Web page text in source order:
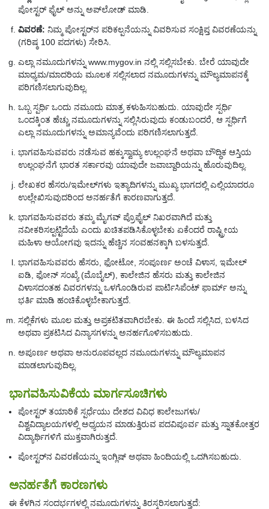
ಪೋಸ್ಟರ್ ಫೈಲ್ ಅನ್ನು ಅಪ್‌ಲೋಡ್ ಮಾಡಿ.
ವಿವರಣೆ: ನಿಮ್ಮ ಪೋಸ್ಟರ್‌ನ ಪರಿಕಲ್ಪನೆಯನ್ನು ವಿವರಿಸುವ ಸಂಕ್ಷಿಪ್ತ ವಿವರಣೆಯನ್ನು
(ಗರಿಷ್ಠ 100 ಪದಗಳು) ಸೇರಿಸಿ.
ಎಲ್ಲಾ ನಮೂದುಗಳನ್ನು www.mygov.in ನಲ್ಲಿ ಸಲ್ಲಿಸಬೇಕು. ಬೇರೆ ಯಾವುದೇ
ಮಾಧ್ಯಮ/ಮಾದರಿಯ ಮೂಲಕ ಸಲ್ಲಿಸಲಾದ ನಮೂದುಗಳನ್ನು ಮೌಲ್ಯಮಾಪನಕ್ಕೆ
ಪರಿಗಣಿಸಲಾಗುವುದಿಲ್ಲ.
ಒಬ್ಬ ಸ್ಪರ್ಧಿ ಒಂದು ನಮೂದು ಮಾತ್ರ ಕಳುಹಿಸಬಹುದು. ಯಾವುದೇ ಸ್ಪರ್ಧಿ
ಒಂದಕ್ಕಿಂತ ಹೆಚ್ಚು ನಮೂದುಗಳನ್ನು ಸಲ್ಲಿಸಿರುವುದು ಕಂಡುಬಂದರೆ, ಆ ಸ್ಪರ್ಧಿಗೆ
ಎಲ್ಲಾ ನಮೂದುಗಳನ್ನು ಅಮಾನ್ಯವೆಂದು ಪರಿಗಣಿಸಲಾಗುತ್ತದೆ.
ಭಾಗವಹಿಸುವವರು ನಡೆಸುವ ಹಕ್ಕುಸ್ವಾಮ್ಯ ಉಲ್ಲಂಘನೆ ಅಥವಾ ಬೌದ್ಧಿಕ ಆಸ್ತಿಯ
ಉಲ್ಲಂಘನೆಗೆ ಭಾರತ ಸರ್ಕಾರವು ಯಾವುದೇ ಜವಾಬ್ದಾರಿಯನ್ನು ಹೊರುವುದಿಲ್ಲ.
ಲೇಖಕರ ಹೆಸರು/ಇಮೇಲ್‌ಗಳು ಇತ್ಯಾದಿಗಳನ್ನು ಮುಖ್ಯ ಭಾಗದಲ್ಲಿ ಎಲ್ಲಿಯಾದರೂ
ಉಲ್ಲೇಖಿಸುವುದರಿಂದ ಅನರ್ಹತೆಗೆ ಕಾರಣವಾಗುತ್ತದೆ.
ಭಾಗವಹಿಸುವವರು ತಮ್ಮ ಮೈಗವ್ ಪ್ರೊಫೈಲ್ ನಿಖರವಾಗಿದೆ ಮತ್ತು
ನವೀಕರಿಸಲ್ಪಟ್ಟಿದೆಯೆ ಎಂದು ಖಚಿತಪಡಿಸಿಕೊಳ್ಳಬೇಕು ಏಕೆಂದರೆ ರಾಷ್ಟ್ರೀಯ
ಮಹಿಳಾ ಆಯೋಗವು ಇದನ್ನು ಹೆಚ್ಚಿನ ಸಂವಹನಕ್ಕಾಗಿ ಬಳಸುತ್ತದೆ.
ಭಾಗವಹಿಸುವವರು ಹೆಸರು, ಫೋಟೋ, ಸಂಪೂರ್ಣ ಅಂಚೆ ವಿಳಾಸ, ಇಮೇಲ್
ಐಡಿ, ಫೋನ್ ಸಂಖ್ಯೆ (ಮೊಬೈಲ್), ಕಾಲೇಜಿನ ಹೆಸರು ಮತ್ತು ಕಾಲೇಜಿನ
ವಿಳಾಸದಂತಹ ವಿವರಗಳನ್ನು ಒಳಗೊಂಡಿರುವ ಪಾರ್ಟಿಸಿಪೆಂಟ್ ಫಾರ್ಮ್ ಅನ್ನು
ಭರ್ತಿ ಮಾಡಿ ಹಂಚಿಕೊಳ್ಳಬೇಕಾಗುತ್ತದೆ.
ಸಲ್ಲಿಕೆಗಳು ಮೂಲ ಮತ್ತು ಅಪ್ರಕಟಿತವಾಗಿರಬೇಕು. ಈ ಹಿಂದೆ ಸಲ್ಲಿಸಿದ, ಬಳಸಿದ
ಅಥವಾ ಪ್ರಕಟಿಸಿದ ವಿನ್ಯಾಸಗಳನ್ನು ಅನರ್ಹಗೊಳಿಸಬಹುದು.
ಅಪೂರ್ಣ ಅಥವಾ ಅನುರೂಪವಲ್ಲದ ನಮೂದುಗಳನ್ನು ಮೌಲ್ಯಮಾಪನ
ಮಾಡಲಾಗುವುದಿಲ್ಲ.
ಭಾಗವಹಿಸುವಿಕೆಯ ಮಾರ್ಗಸೂಚಿಗಳು
ಪೋಸ್ಟರ್ ತಯಾರಿಕೆ ಸ್ಪರ್ಧೆಯು ದೇಶದ ವಿವಿಧ ಕಾಲೇಜುಗಳು/
ವಿಶ್ವವಿದ್ಯಾಲಯಗಳಲ್ಲಿ ಅಧ್ಯಯನ ಮಾಡುತ್ತಿರುವ ಪದವಿಪೂರ್ವ ಮತ್ತು ಸ್ನಾತಕೋತ್ತರ
ವಿದ್ಯಾರ್ಥಿಗಳಿಗೆ ಮುಕ್ತವಾಗಿರುತ್ತದೆ.
ಪೋಸ್ಟರ್‌ನ ವಿವರಣೆಯನ್ನು ಇಂಗ್ಲಿಷ್ ಅಥವಾ ಹಿಂದಿಯಲ್ಲಿ ಒದಗಿಸಬಹುದು.
ಅನರ್ಹತೆಗೆ ಕಾರಣಗಳು
ಈ ಕೆಳಗಿನ ಸಂದರ್ಭಗಳಲ್ಲಿ ನಮೂದುಗಳನ್ನು ತಿರಸ್ಕರಿಸಲಾಗುತ್ತದೆ: